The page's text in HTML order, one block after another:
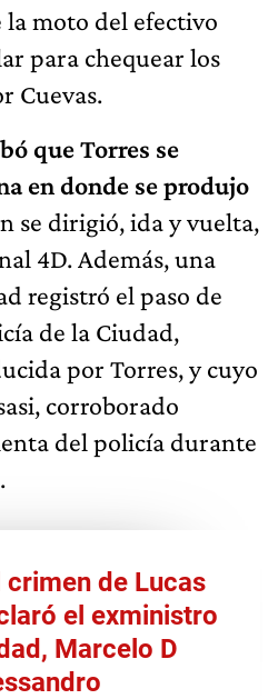
la moto del efectivo
para chequear los
Cuevas.
que Torres se
en donde se produjo
se dirigió, ida y vuelta,
4D. Además, una
registró el paso de
de la Ciudad,
por Torres, y cuyo
corroborado
del policía durante
de Lucas
el exministro
Marcelo D